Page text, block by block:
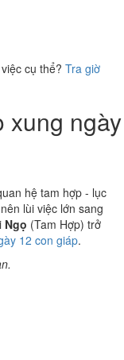
cụ thể? Tra giờ
xung ngày
hệ tam hợp - lục
lùi việc lớn sang
Ngọ (Tam Hợp) trở
12 con giáp.